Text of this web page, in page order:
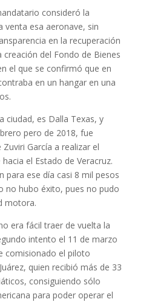
consideró la
venta esa aeronave, sin
en la recuperación
creación del Fondo de Bienes
el que se confirmó que en
en un hangar en una
ciudad, es Dalla Texas, y
pero de 2018, fue
García a realizar el
el Estado de Veracruz.
para ese día casi 8 mil pesos
no hubo éxito, pues no pudo
motora.
era fácil traer de vuelta la
intento el 11 de marzo
comisionado el piloto
quien recibió más de 33
consiguiendo sólo
para poder operar el